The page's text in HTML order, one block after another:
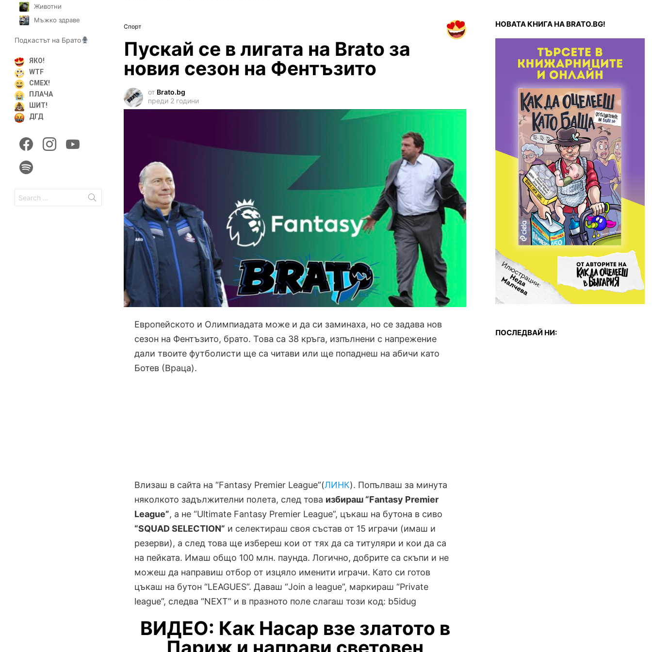
Спорт
Пускай се в лигата на Brato за
новия сезон на Фентъзито
от Brato.bg
преди 2 години
Европейското и Олимпиадата може и да си заминаха, но се задава нов
сезон на Фентъзито, брато. Това са 38 кръга, изпълнени с напрежение
дали твоите футболисти ще са читави или ще попаднеш на абичи като
Ботев (Враца).
Влизаш в сайта на “Fantasy Premier League”(ЛИНК). Попълваш за минута
няколкото задължителни полета, след това избираш “Fantasy Premier
League”, а не “Ultimate Fantasy Premier League”, цъкаш на бутона в сиво
“SQUAD SELECTION” и селектираш своя състав от 15 играчи (имаш и
резерви), а след това ще избереш кои от тях да са титуляри и кои да са
на пейката. Имаш общо 100 млн. паунда. Логично, добрите са скъпи и не
можеш да направиш отбор от изцяло именити играчи. Като си готов
цъкаш на бутон “LEAGUES”. Даваш “Join a league”, маркираш “Private
league”, следва “NEXT” и в празното поле слагаш този код: b5idug
ВИДЕО: Как Насар взе златото в
НОВАТА КНИГА НА BRATO.BG!
ПОСЛЕДВАЙ НИ:
Животни
Мъжко здраве
Подкастът на Брато
ЯКО!
WTF
СМЕХ!
ПЛАЧА
ШИТ!
ДГД
for: